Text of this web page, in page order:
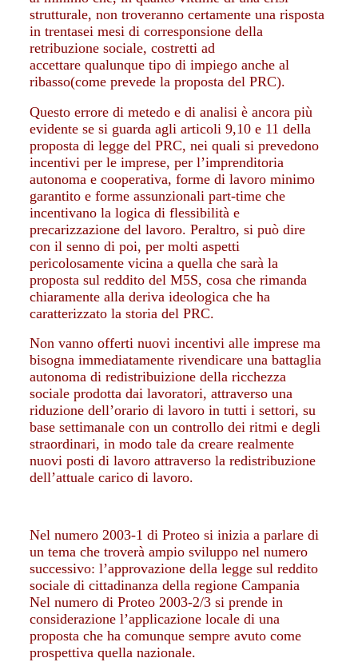
strutturale, non troveranno certamente una risposta
in trentasei mesi di corresponsione della
retribuzione sociale, costretti ad
accettare qualunque tipo di impiego anche al
ribasso(come prevede la proposta del PRC).
Questo errore di metedo e di analisi è ancora più
evidente se si guarda agli articoli 9,10 e 11 della
proposta di legge del PRC, nei quali si prevedono
incentivi per le imprese, per l’imprenditoria
autonoma e cooperativa, forme di lavoro minimo
garantito e forme assunzionali part-time che
incentivano la logica di flessibilità e
precarizzazione del lavoro. Peraltro, si può dire
con il senno di poi, per molti aspetti
pericolosamente vicina a quella che sarà la
proposta sul reddito del M5S, cosa che rimanda
chiaramente alla deriva ideologica che ha
caratterizzato la storia del PRC.
Non vanno offerti nuovi incentivi alle imprese ma
bisogna immediatamente rivendicare una battaglia
autonoma di redistribuizione della ricchezza
sociale prodotta dai lavoratori, attraverso una
riduzione dell’orario di lavoro in tutti i settori, su
base settimanale con un controllo dei ritmi e degli
straordinari, in modo tale da creare realmente
nuovi posti di lavoro attraverso la redistribuzione
dell’attuale carico di lavoro.
Nel numero 2003-1 di Proteo si inizia a parlare di
un tema che troverà ampio sviluppo nel numero
successivo: l’approvazione della legge sul reddito
sociale di cittadinanza della regione Campania
Nel numero di Proteo 2003-2/3 si prende in
considerazione l’applicazione locale di una
proposta che ha comunque sempre avuto come
prospettiva quella nazionale.